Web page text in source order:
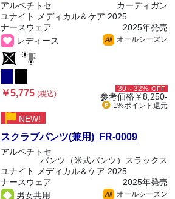
アルベチトセ
カーディガン
ユナイト メディカル＆ケア 2025
ナースウェア
2025年発売
レディース
All オールシーズン
￥5,775(税込)
30～32% OFF
参考価格￥8,250-
1%ポイント 還元
NEW!
スクラブパンツ(兼用) FR-0009
アルベチトセ
パンツ（米式パンツ）スラックス
ユナイト メディカル＆ケア 2025
ナースウェア
2025年発売
男女共用
All オールシーズン